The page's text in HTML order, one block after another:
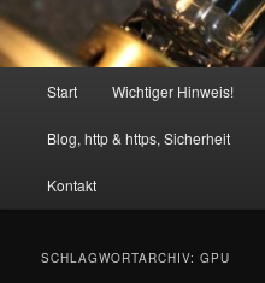
Start Wichtiger Hinweis!
Blog, http & https, Sicherheit
Kontakt
SCHLAGWORTARCHIV:GPU